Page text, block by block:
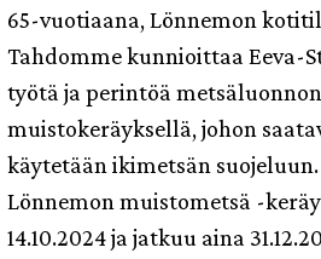
65-vuotiaana, Lönnemon
Tahdomme kunnioittaa Eeva-
työtä ja perintöä
muistokeräyksellä, johon
käytetään ikimetsän
Lönnemon muistometsä -
14.10.2024 ja jatkuu aina